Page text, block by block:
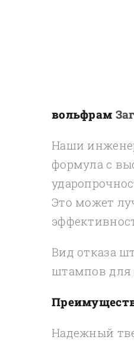
вольфрам
Наши
формула с
Это может
Вид отказа
штампов для
Надежный